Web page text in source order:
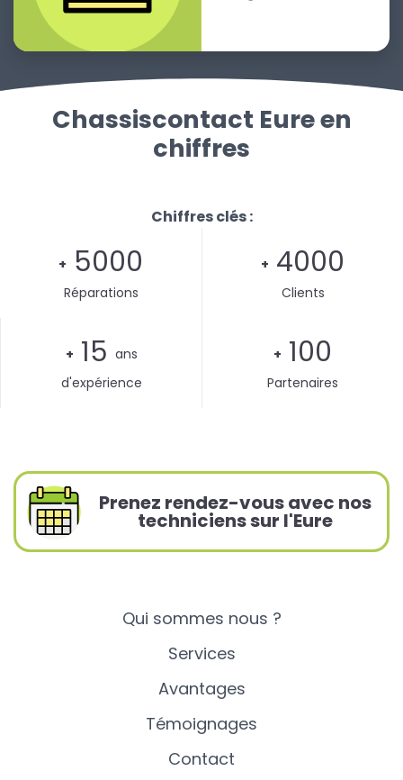
Chassiscontact Eure en
chiffres
Chiffres clés :
+ 5000
Réparations
+ 4000
Clients
+ 15 ans
d'expérience
+ 100
Partenaires
Prenez rendez-vous avec nos
techniciens sur l'Eure
Qui sommes nous ?
Services
Avantages
Témoignages
Contact